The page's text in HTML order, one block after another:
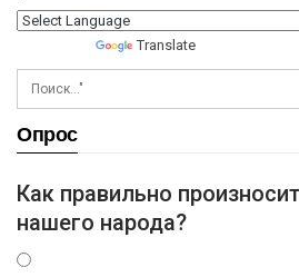
Translate
Опрос
Как правильно
нашего народа?